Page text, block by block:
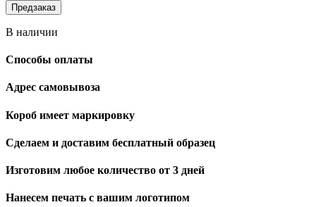
Предзаказ
В наличии
Способы оплаты
Адрес самовывоза
Короб имеет маркировку
Сделаем и доставим бесплатный образец
Изготовим любое количество от 3 дней
Нанесем печать с вашим логотипом